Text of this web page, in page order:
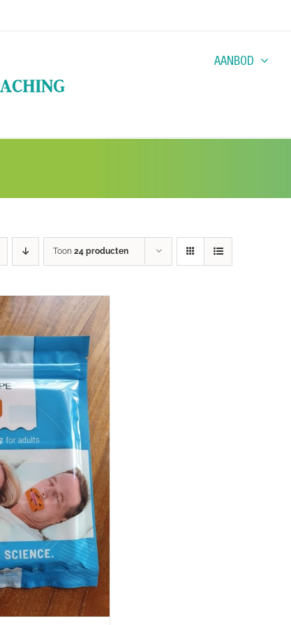
AANBOD
Toon 24 producten